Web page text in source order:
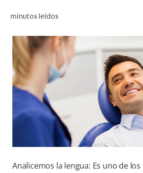
minutos leídos
Analicemos la lengua: Es uno de